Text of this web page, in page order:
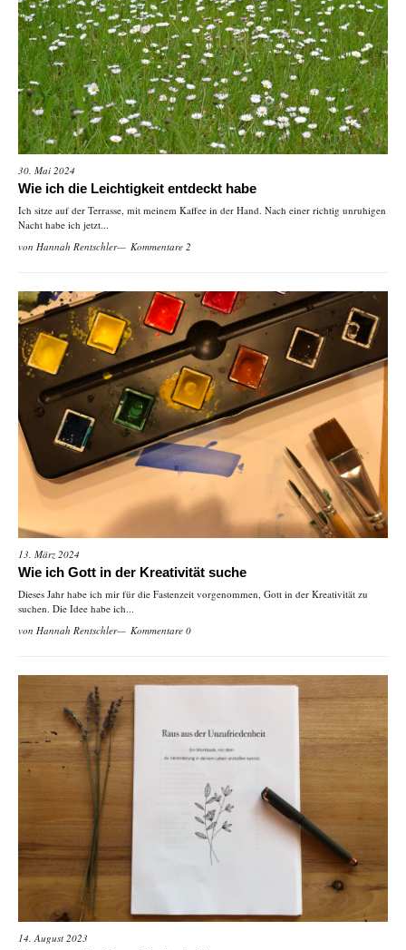
30. Mai 2024
Wie ich die Leichtigkeit entdeckt habe
Ich sitze auf der Terrasse, mit meinem Kaffee in der Hand. Nach einer richtig unruhigen
Nacht habe ich jetzt...
von Hannah Rentschler Kommentare 2
13. März 2024
Wie ich Gott in der Kreativität suche
Dieses Jahr habe ich mir für die Fastenzeit vorgenommen, Gott in der Kreativität zu
suchen. Die Idee habe ich...
von Hannah Rentschler Kommentare 0
14. August 2023